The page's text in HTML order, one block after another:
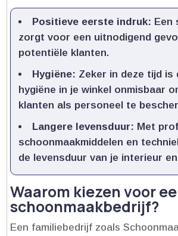
Positieve eerste indruk: Een
zorgt voor een uitnodigend
potentiële klanten.​
Hygiëne: Zeker in deze tijd is
hygiëne in je winkel onmisbaar
klanten als personeel te
Langere levensduur: Met
schoonmaakmiddelen en
de levensduur van je interieur
Waarom kiezen voor
schoonmaakbedrijf?
Een familiebedrijf zoals